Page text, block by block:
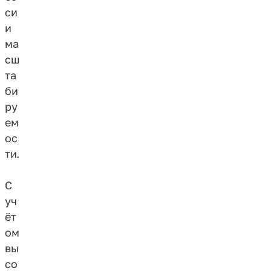
си
и
ма
сш
та
би
ру
ем
ос
ти.
С
уч
ёт
ом
вы
со